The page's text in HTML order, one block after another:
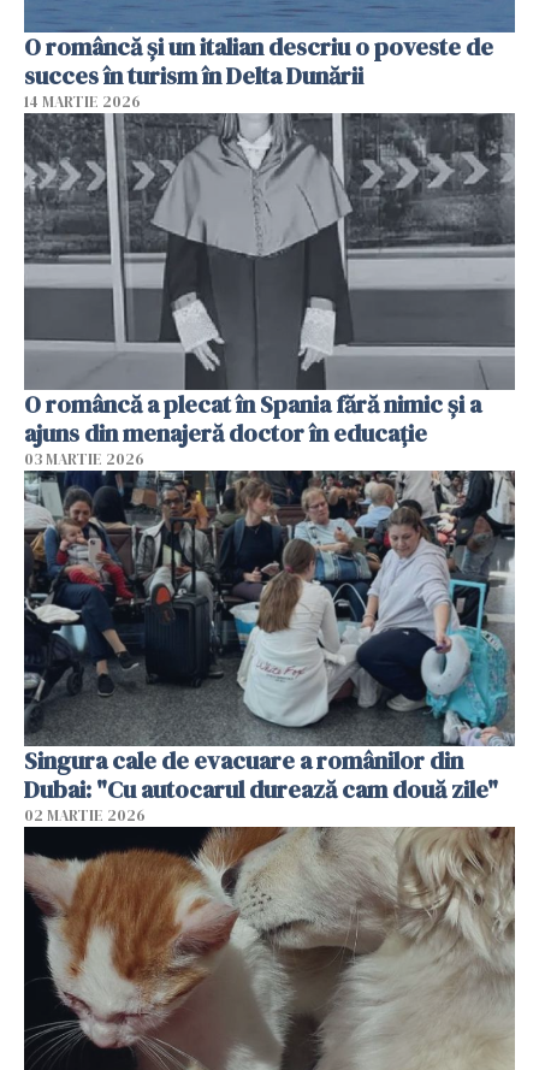
O româncă și un italian descriu o poveste de
succes în turism în Delta Dunării
14 MARTIE 2026
O româncă a plecat în Spania fără nimic și a
ajuns din menajeră doctor în educație
03 MARTIE 2026
Singura cale de evacuare a românilor din
Dubai: "Cu autocarul durează cam două zile"
02 MARTIE 2026